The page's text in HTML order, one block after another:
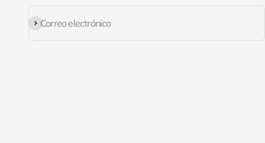
Correo electrónico
Suscribirse